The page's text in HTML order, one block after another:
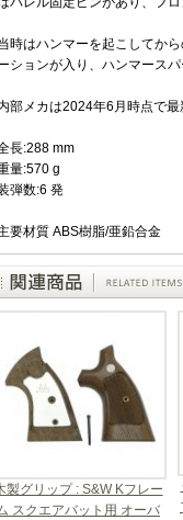
時はハンマーを起こしてか
ションが入り、ハンマース
部メカは2024年6月時点で
長:288 mm
量:570 g
弾数:6 発
要材質 ABS樹脂/亜鉛合金
製グリップ : S&W Kフレー
スクエアバット用 オーバ